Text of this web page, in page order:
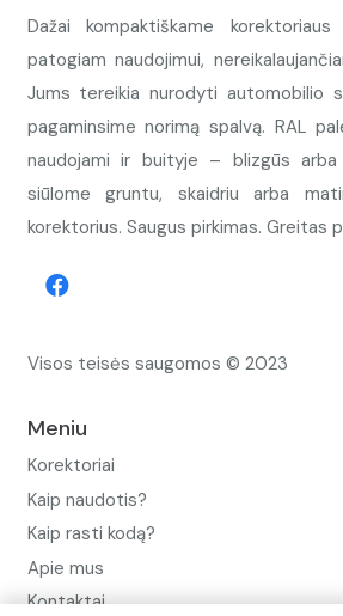
Dažai kompaktiškame
patogiam naudojimui,
Jums tereikia nurodyti automobilio
pagaminsime norimą spalvą. RAL
naudojami ir buityje – blizgūs arba
siūlome gruntu, skaidriu arba
korektorius. Saugus pirkimas. Greitas
Visos teisės saugomos © 2023
Meniu
Korektoriai
Kaip naudotis?
Kaip rasti kodą?
Apie mus
Kontaktai